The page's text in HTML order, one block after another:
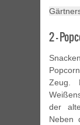
2 –
der
Neben